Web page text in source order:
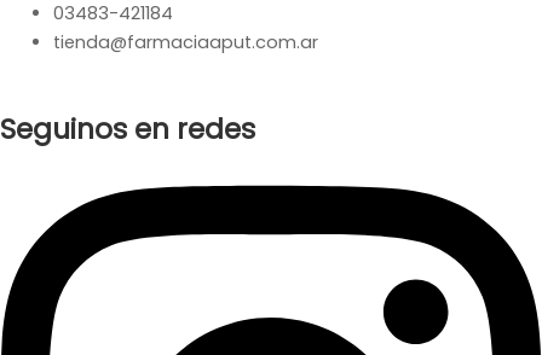
03483-421184
tienda@farmaciaaput.com.ar
Seguinos en redes